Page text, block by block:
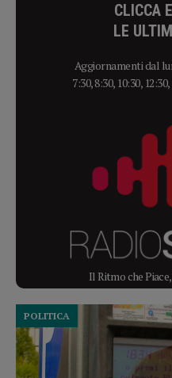
CLICCA
LE
Aggiornamenti dal
7:30, 8:30, 10:30,
Il Ritmo che
POLITICA